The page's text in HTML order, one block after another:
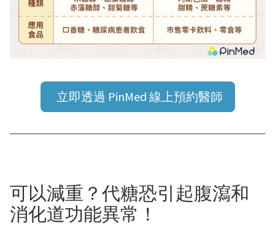
立即透過 PinMed 線上預約醫師
可以減重？代糖恐引起腹瀉和
消化道功能異常！